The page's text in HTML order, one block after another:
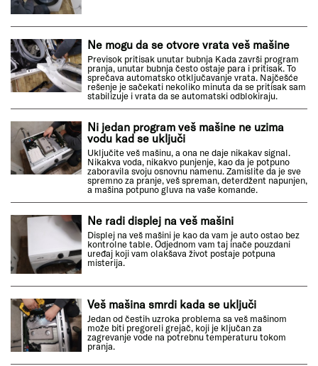
Ne mogu da se otvore vrata veš mašine
Previsok pritisak unutar bubnja Kada završi program
pranja, unutar bubnja često ostaje para i pritisak. To
sprečava automatsko otključavanje vrata. Najčešće
rešenje je sačekati nekoliko minuta da se pritisak sam
stabilizuje i vrata da se automatski odblokiraju.
Ni jedan program veš mašine ne uzima
vodu kad se uključi
Uključite veš mašinu, a ona ne daje nikakav signal.
Nikakva voda, nikakvo punjenje, kao da je potpuno
zaboravila svoju osnovnu namenu. Zamislite da je sve
spremno za pranje, veš spreman, deterdžent napunjen,
a mašina potpuno gluva na vaše komande.
Ne radi displej na veš mašini
Displej na veš mašini je kao da vam je auto ostao bez
kontrolne table. Odjednom vam taj inače pouzdani
uređaj koji vam olakšava život postaje potpuna
misterija.
Veš mašina smrdi kada se uključi
Jedan od čestih uzroka problema sa veš mašinom
može biti pregoreli grejač, koji je ključan za
zagrevanje vode na potrebnu temperaturu tokom
pranja.